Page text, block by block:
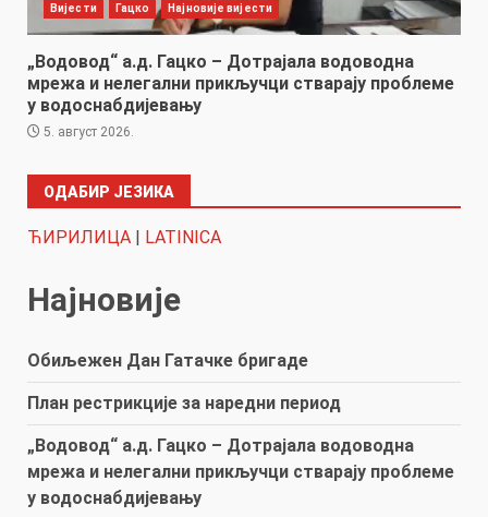
Вијести Гацко Најновије вијести
„Водовод“ а.д. Гацко – Дотрајала водоводна
мрежа и нелегални прикључци стварају проблеме
у водоснабдијевању
5. август 2026.
ОДАБИР ЈЕЗИКА
ЋИРИЛИЦА | LATINICA
Најновије
Обиљежен Дан Гатачке бригаде
План рестрикције за наредни период
„Водовод“ а.д. Гацко – Дотрајала водоводна
мрежа и нелегални прикључци стварају проблеме
у водоснабдијевању